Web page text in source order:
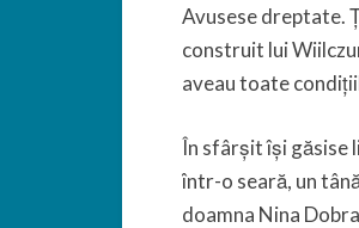
Avusese dreptate.
construit lui
aveau toate
În sfârșit își găsise
într-o seară, un
doamna Nina